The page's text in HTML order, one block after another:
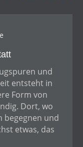
und
entsteht in
Form von
Dort, wo
begegnen und
etwas, das